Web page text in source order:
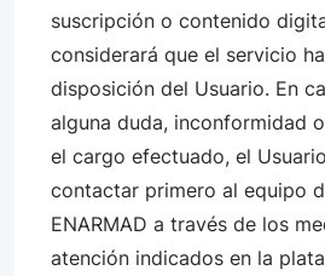
suscripción o contenido
considerará que el servicio
disposición del Usuario. En
alguna duda, inconformidad
el cargo efectuado, el
contactar primero al equipo
ENARMAD a través de los
atención indicados en la